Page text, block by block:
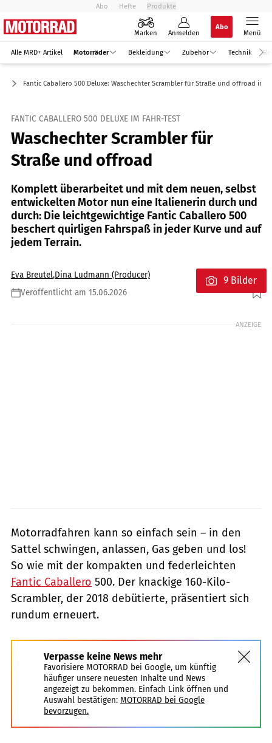
Abo Hefte Produkte
Marken Anmelden
Abo
Menü
Alle MRD+ Artikel Motorräder Bekleidung Zubehör Technik
Fantic Caballero 500 Deluxe: Waschechter Scrambler für Straße und offroad im
FANTIC CABALLERO 500 DELUXE IM FAHR-TEST
Waschechter Scrambler für
Straße und offroad
Komplett überarbeitet und mit dem neuen, selbst
entwickelten Motor nun eine Italienerin durch und
durch: Die leichtgewichtige Fantic Caballero 500
beschert quirligen Fahrspaß in jeder Kurve und auf
jedem Terrain.
Eva Breutel,Dina Ludmann (Producer)
Veröffentlicht am 15.06.2026
Foto: Fotolibera
9 Bilder
ANZEIGE
Motorradfahren kann so einfach sein – in den
Sattel schwingen, anlassen, Gas geben und los!
So wie mit der kompakten und federleichten
Fantic Caballero 500. Der knackige 160-Kilo-
Scrambler, der 2018 debütierte, präsentiert sich
rundum erneuert.
Verpasse keine News mehr
Favorisiere MOTORRAD bei Google, um künftig
häufiger unsere neuesten Inhalte und News
angezeigt zu bekommen. Einfach Link öffnen und
Auswahl bestätigen: MOTORRAD bei Google
bevorzugen.